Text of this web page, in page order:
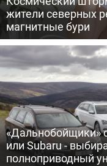
жители северных
магнитные бури
«Дальнобойщики»
или Subaru -
полноприводный